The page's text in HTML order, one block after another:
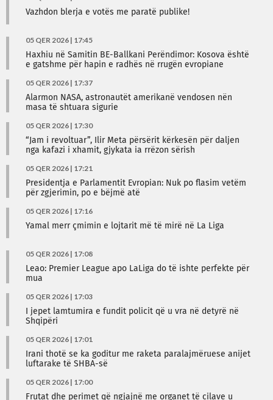
Vazhdon blerja e votës me paratë publike!
05 QER 2026 | 17:45
Haxhiu në Samitin BE-Ballkani Perëndimor: Kosova është
e gatshme për hapin e radhës në rrugën evropiane
05 QER 2026 | 17:37
Alarmon NASA, astronautët amerikanë vendosen nën
masa të shtuara sigurie
05 QER 2026 | 17:30
“Jam i revoltuar”, Ilir Meta përsërit kërkesën për daljen
nga kafazi i xhamit, gjykata ia rrëzon sërish
05 QER 2026 | 17:21
Presidentja e Parlamentit Evropian: Nuk po flasim vetëm
për zgjerimin, po e bëjmë atë
05 QER 2026 | 17:16
Yamal merr çmimin e lojtarit më të mirë në La Liga
05 QER 2026 | 17:08
Leao: Premier League apo LaLiga do të ishte perfekte për
mua
05 QER 2026 | 17:03
I jepet lamtumira e fundit policit që u vra në detyrë në
Shqipëri
05 QER 2026 | 17:01
Irani thotë se ka goditur me raketa paralajmëruese anijet
luftarake të SHBA-së
05 QER 2026 | 17:00
Frutat dhe perimet që ngjajnë me organet të cilave u